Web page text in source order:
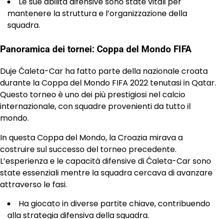
mantenere la struttura e l’organizzazione della
squadra.
Panoramica dei tornei: Coppa del Mondo FIFA
Duje Ćaleta-Car ha fatto parte della nazionale croata
durante la Coppa del Mondo FIFA 2022 tenutasi in Qatar.
Questo torneo è uno dei più prestigiosi nel calcio
internazionale, con squadre provenienti da tutto il
mondo.
In questa Coppa del Mondo, la Croazia mirava a
costruire sul successo del torneo precedente.
L’esperienza e le capacità difensive di Ćaleta-Car sono
state essenziali mentre la squadra cercava di avanzare
attraverso le fasi.
Ha giocato in diverse partite chiave, contribuendo
alla strategia difensiva della squadra.